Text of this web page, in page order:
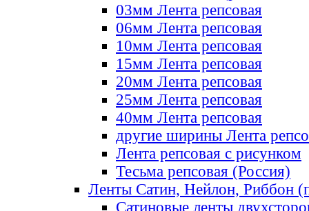
03мм Лента репсовая
06мм Лента репсовая
10мм Лента репсовая
15мм Лента репсовая
20мм Лента репсовая
25мм Лента репсовая
40мм Лента репсовая
другие ширины Лента
Лента репсовая с рисунком
Тесьма репсовая (Россия)
Ленты Сатин, Нейлон, Риббон
Сатиновые ленты